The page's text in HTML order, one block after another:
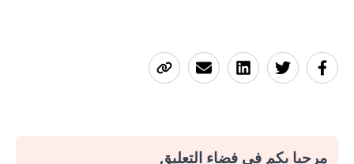
مرحبا بكم في فضاء التعليق